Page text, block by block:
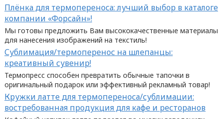
Плёнка для термопереноса: лучший выбор в каталоге
компании «Форсайн»!
Мы готовы предложить Вам высококачественные материалы
для нанесения изображений на текстиль!
Сублимация/термоперенос на шлепанцы:
креативный сувенир!
Термопресс способен превратить обычные тапочки в
оригинальный подарок или эффективный рекламный товар!
Кружки латте для термопереноса/сублимации:
востребованная продукция для кафе и ресторанов